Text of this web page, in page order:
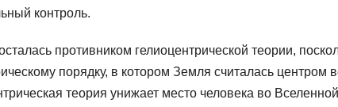
контроль.
противником гелиоцентрической теории,
порядку, в котором Земля считалась центром
теория унижает место человека во